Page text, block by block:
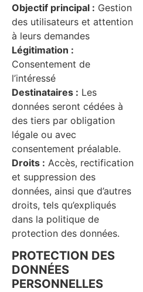
Objectif principal : Gestion
des utilisateurs et attention
à leurs demandes
Légitimation :
Consentement de
l’intéressé
Destinataires : Les
données seront cédées à
des tiers par obligation
légale ou avec
consentement préalable.
Droits : Accès, rectification
et suppression des
données, ainsi que d’autres
droits, tels qu’expliqués
dans la politique de
protection des données.
PROTECTION DES
DONNÉES
PERSONNELLES